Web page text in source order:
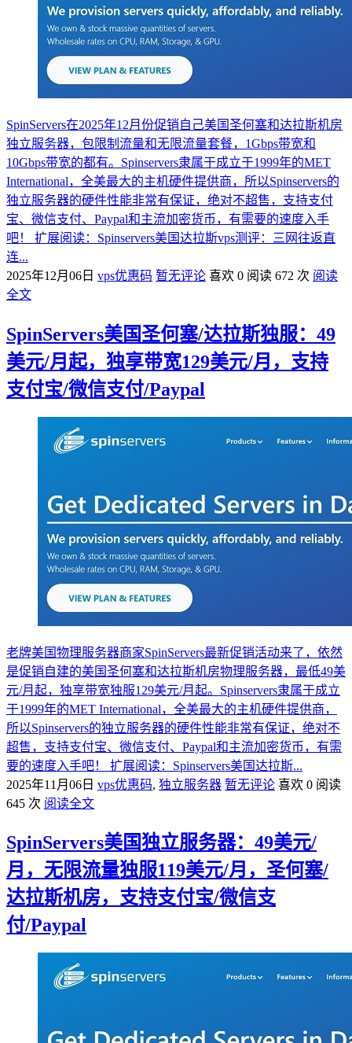
SpinServers在2025年12月份促销自己美国圣何塞和达拉斯机房
独立服务器，包限制流量和无限流量套餐，1Gbps带宽和
10Gbps带宽的都有。Spinservers隶属于成立于1999年的MET
International，全美最大的主机硬件提供商，所以Spinservers的
独立服务器的硬件性能非常有保证，绝对不超售，支持支付
宝、微信支付、Paypal和主流加密货币，有需要的速度入手
吧！ 扩展阅读：Spinservers美国达拉斯vps测评：三网往返直
连...
2025年12月06日 vps优惠码 暂无评论 喜欢 0 阅读 672 次 阅读
全文
SpinServers美国圣何塞/达拉斯独服：49
美元/月起，独享带宽129美元/月，支持
支付宝/微信支付/Paypal
老牌美国物理服务器商家SpinServers最新促销活动来了，依然
是促销自建的美国圣何塞和达拉斯机房物理服务器，最低49美
元/月起，独享带宽独服129美元/月起。Spinservers隶属于成立
于1999年的MET International，全美最大的主机硬件提供商，
所以Spinservers的独立服务器的硬件性能非常有保证，绝对不
超售，支持支付宝、微信支付、Paypal和主流加密货币，有需
要的速度入手吧！ 扩展阅读：Spinservers美国达拉斯...
2025年11月06日 vps优惠码, 独立服务器 暂无评论 喜欢 0 阅读
645 次 阅读全文
SpinServers美国独立服务器：49美元/
月，无限流量独服119美元/月，圣何塞/
达拉斯机房，支持支付宝/微信支
付/Paypal